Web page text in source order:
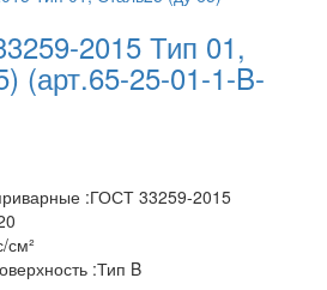
2015 Тип 01,
(арт.65-25-01-1-B-
:ГОСТ 33259-2015
см²
:Тип B